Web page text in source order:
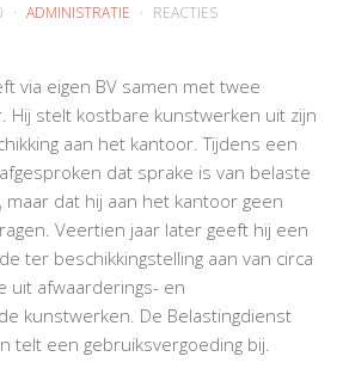
ADMINISTRATIE
REACTIES
via eigen BV samen met twee
Hij stelt kostbare kunstwerken uit zijn
aan het kantoor. Tijdens een
dat sprake is van belaste
maar dat hij aan het kantoor geen
Veertien jaar later geeft hij een
ter beschikkingstelling aan van circa
uit afwaarderings- en
kunstwerken. De Belastingdienst
telt een gebruiksvergoeding bij.